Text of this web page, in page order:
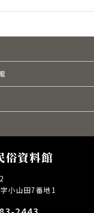
俗資料館
小山田7番地1